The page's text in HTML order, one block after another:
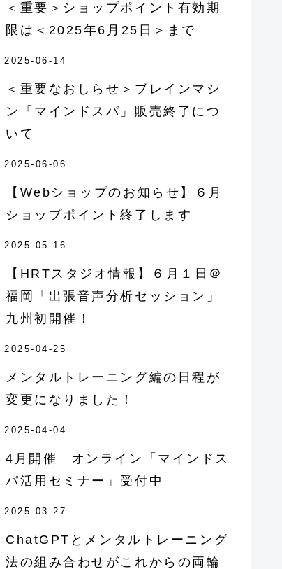
＜重要＞ショップポイント有効期
限は＜2025年6月25日＞まで
2025-06-14
＜重要なおしらせ＞ブレインマシ
ン「マインドスパ」販売終了につ
いて
2025-06-06
【Webショップのお知らせ】６月
ショップポイント終了します
2025-05-16
【HRTスタジオ情報】６月１日＠
福岡「出張音声分析セッション」
九州初開催！
2025-04-25
メンタルトレーニング編の日程が
変更になりました！
2025-04-04
4月開催 オンライン「マインドス
パ活用セミナー」受付中
2025-03-27
ChatGPTとメンタルトレーニング
法の組み合わせがこれからの両輪